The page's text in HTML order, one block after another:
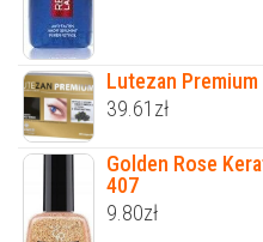
Lutezan Premium
39.61 zł
Golden Rose
407
9.80zł